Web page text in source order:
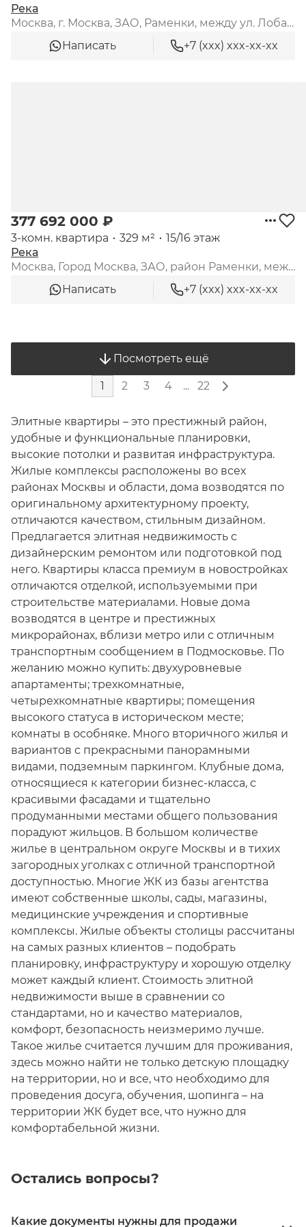
Река
Москва, г. Москва, ЗАО, Раменки, между ул. Лобачевского и платформой "Матвеевское"
Написать
+7 (xxx) xxx-xx-xx
377 692 000 ₽
3-комн. квартира 329 м²
15/16 этаж
Река
Москва, Город Москва, ЗАО, район Раменки, между ул. Лобачевского и платформой «Матвеевское», 3-я очередь, квартал 10, к. 3
Написать
+7 (xxx) xxx-xx-xx
Посмотреть ещё
1 2 3 4 ... 22
Элитные квартиры – это престижный район,
удобные и функциональные планировки,
высокие потолки и развитая инфраструктура.
Жилые комплексы расположены во всех
районах Москвы и области, дома возводятся по
оригинальному архитектурному проекту,
отличаются качеством, стильным дизайном.
Предлагается элитная недвижимость с
дизайнерским ремонтом или подготовкой под
него. Квартиры класса премиум в новостройках
отличаются отделкой, используемыми при
строительстве материалами. Новые дома
возводятся в центре и престижных
микрорайонах, вблизи метро или с отличным
транспортным сообщением в Подмосковье. По
желанию можно купить: двухуровневые
апартаменты; трехкомнатные,
четырехкомнатные квартиры; помещения
высокого статуса в историческом месте;
комнаты в особняке. Много вторичного жилья и
вариантов с прекрасными панорамными
видами, подземным паркингом. Клубные дома,
относящиеся к категории бизнес-класса, с
красивыми фасадами и тщательно
продуманными местами общего пользования
порадуют жильцов. В большом количестве
жилье в центральном округе Москвы и в тихих
загородных уголках с отличной транспортной
доступностью. Многие ЖК из базы агентства
имеют собственные школы, сады, магазины,
медицинские учреждения и спортивные
комплексы. Жилые объекты столицы рассчитаны
на самых разных клиентов – подобрать
планировку, инфраструктуру и хорошую отделку
может каждый клиент. Стоимость элитной
недвижимости выше в сравнении со
стандартами, но и качество материалов,
комфорт, безопасность неизмеримо лучше.
Такое жилье считается лучшим для проживания,
здесь можно найти не только детскую площадку
на территории, но и все, что необходимо для
проведения досуга, обучения, шопинга – на
территории ЖК будет все, что нужно для
комфортабельной жизни.
Остались вопросы?
Какие документы нужны для продажи